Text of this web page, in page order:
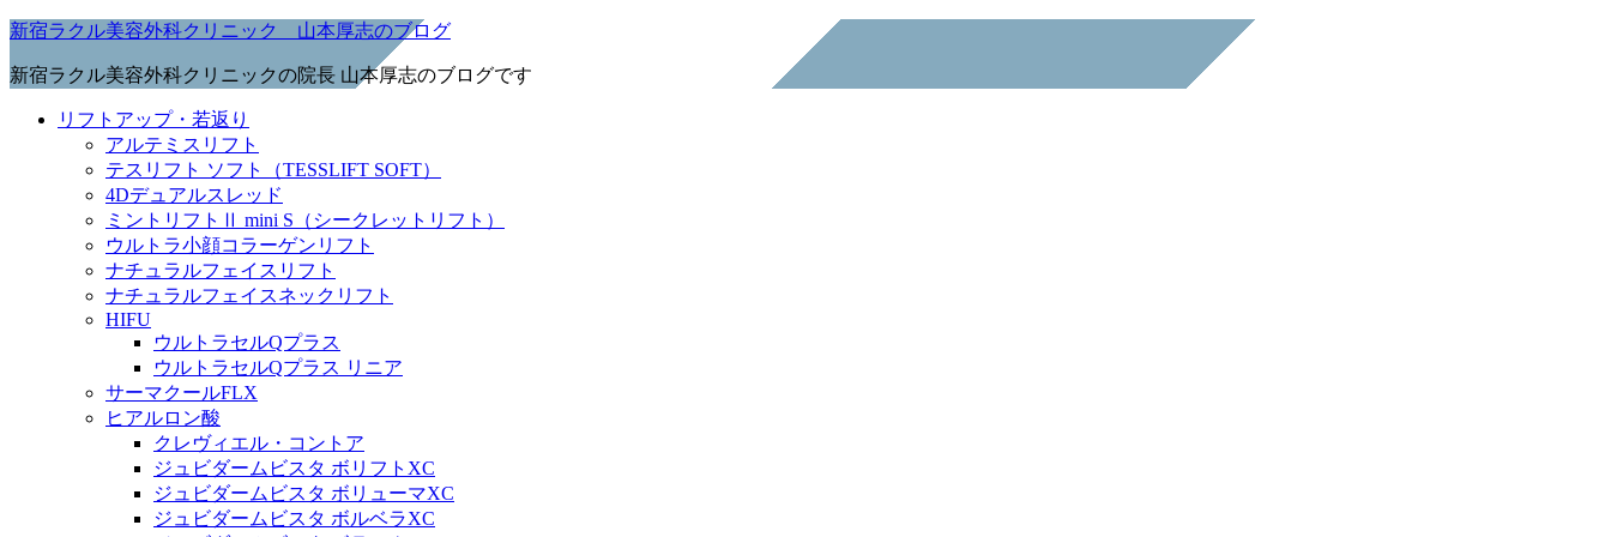
新宿ラクル美容外科クリニック 山本厚志のブログ
新宿ラクル美容外科クリニックの院長 山本厚志のブログです
リフトアップ・若返り
アルテミスリフト
テスリフト ソフト（TESSLIFT SOFT）
4Dデュアルスレッド
ミントリフトⅡ mini S（シークレットリフト）
ウルトラ小顔コラーゲンリフト
ナチュラルフェイスリフト
ナチュラルフェイスネックリフト
HIFU
ウルトラセルQプラス
ウルトラセルQプラス リニア
サーマクールFLX
ヒアルロン酸
クレヴィエル・コントア
ジュビダームビスタ ボリフトXC
ジュビダームビスタ ボリューマXC
ジュビダームビスタ ボルベラXC